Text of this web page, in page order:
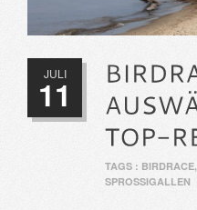
JULI
11
TAGS : BIRDRACE,
SPROSSIGALLEN